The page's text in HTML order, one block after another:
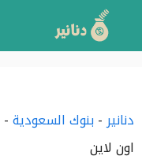
انتقل
إلى
دنانير-بنوك السعودية-
اون لاين